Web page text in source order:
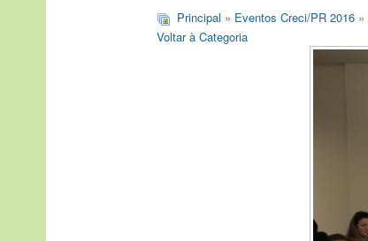
Principal » Eventos Creci/PR 2016 »
Voltar à Categoria